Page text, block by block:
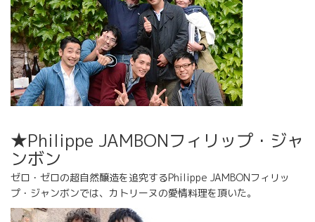
★Philippe JAMBONフィリップ・ジャ
ンボン
ゼロ・ゼロの超自然醸造を追究するPhilippe JAMBONフィリッ
プ・ジャンボンでは、カトリーヌの愛情料理を頂いた。